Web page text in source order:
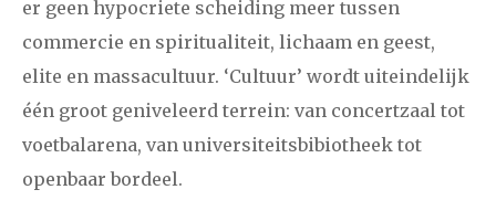
er geen hypocriete scheiding meer tussen
commercie en spiritualiteit, lichaam en geest,
elite en massacultuur. ‘Cultuur’ wordt uiteindelijk
één groot geniveleerd terrein: van concertzaal tot
voetbalarena, van universiteitsbibiotheek tot
openbaar bordeel.